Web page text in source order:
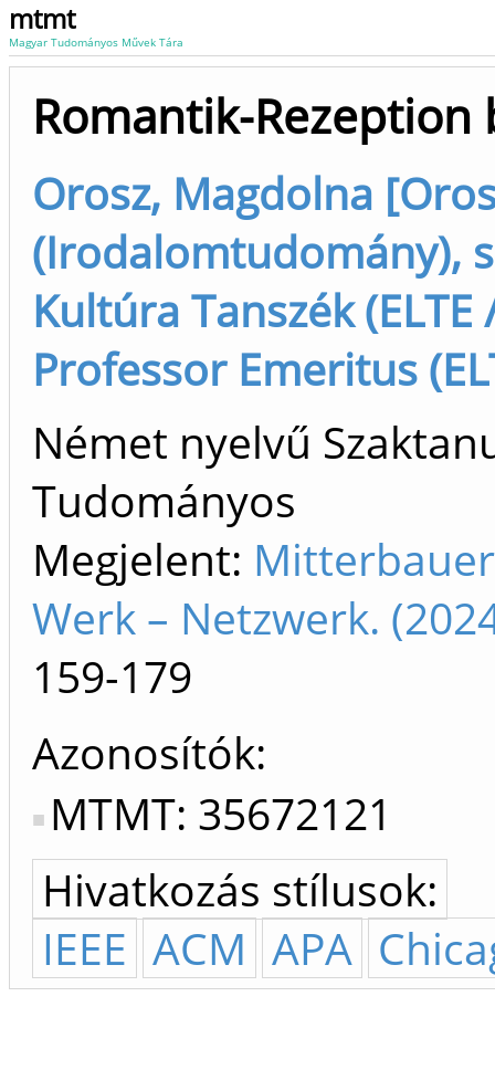
mtmt
Magyar Tudományos Művek Tára
Romantik-Rezeption
Orosz, Magdolna
(Irodalomtudomány),
Kultúra Tanszék (ELTE
Professor Emeritus
Német nyelvű
Tudományos
Megjelent:
Werk – Netzwerk.
159-179
Azonosítók
MTMT: 35672121
Hivatkozás stílusok:
IEEE ACM APA